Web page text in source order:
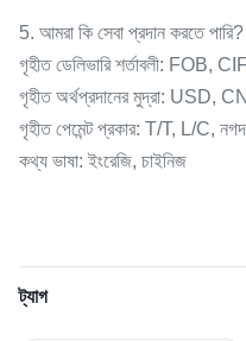
5. আমরা কি সেবা প্রদান করতে পারি?
গৃহীত ডেলিভারি শর্তাবলী: FOB,
গৃহীত অর্থপ্রদানের মুদ্রা: USD,
গৃহীত পেমেন্ট প্রকার: T/T, L/C,
কথ্য ভাষা: ইংরেজি, চাইনিজ
ট্যাগ